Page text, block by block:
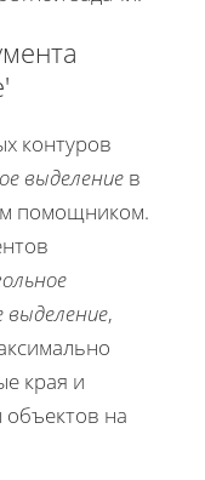
контуров
выделение в
помощником.
выделение,
края и
на